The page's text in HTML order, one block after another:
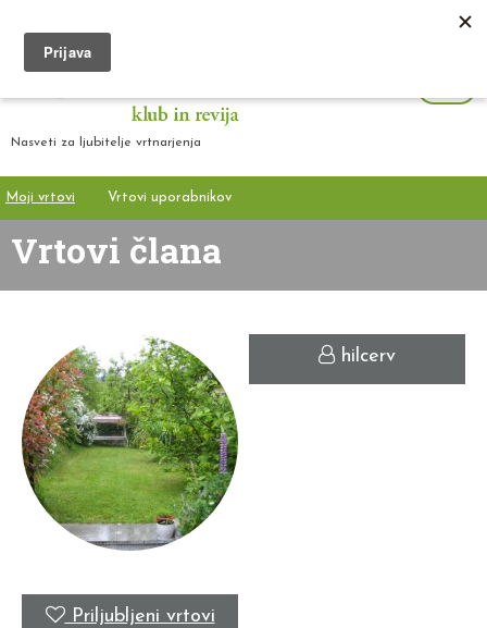
Nasveti za ljubitelje vrtnarjenja
Moji vrtovi Vrtovi uporabnikov
Vrtovi člana
hilcerv
Priljubljeni vrtovi